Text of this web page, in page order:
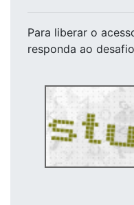
Para liberar o
responda ao